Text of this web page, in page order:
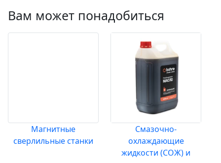
Вам может понадобиться
Магнитные
сверлильные станки
Смазочно-
охлаждающие
жидкости (СОЖ) и